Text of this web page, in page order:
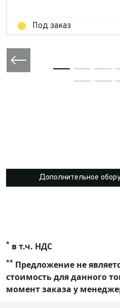
Под заказ
Дополнительное
* в т.ч. НДС
** Предложение не
стоимость для данного
момент заказа у